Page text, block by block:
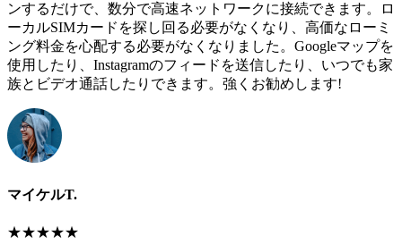
ンするだけで、数分で高速ネットワークに接続できます。ロ
ーカルSIMカードを探し回る必要がなくなり、高価なローミ
ング料金を心配する必要がなくなりました。Googleマップを
使用したり、Instagramのフィードを送信したり、いつでも家
族とビデオ通話したりできます。強くお勧めします!
マイケルT.
★★★★★